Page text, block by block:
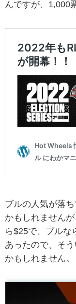
んですが、1,000
ブルの人気が落
かもしれません
ら$25で、ブルな
あったので、そ
かもしれません。